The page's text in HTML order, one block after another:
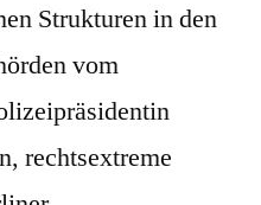
Strukturen in den
vom
rechtsextreme